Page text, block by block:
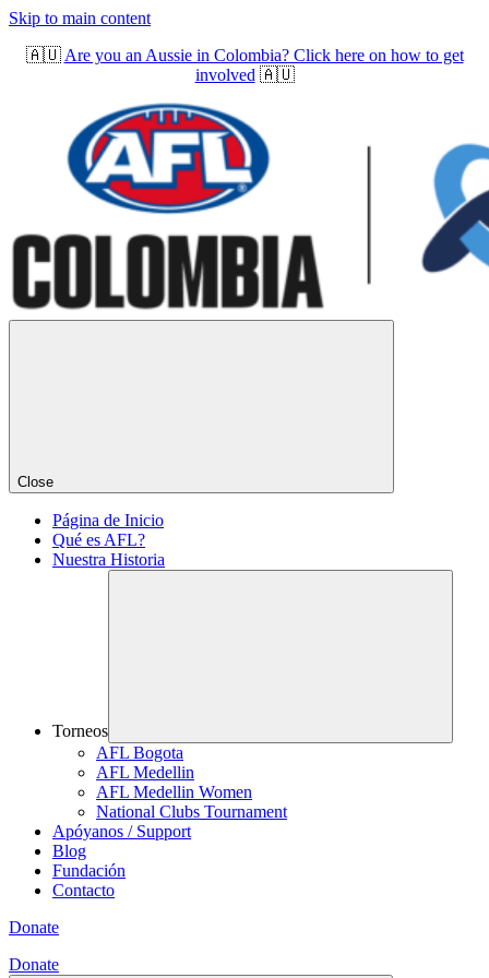
Skip to main content
🇦🇺 Are you an Aussie in Colombia? Click here on how to get
involved 🇦🇺
Close
Página de Inicio
Qué es AFL?
Nuestra Historia
Torneos
AFL Bogota
AFL Medellin
AFL Medellin Women
National Clubs Tournament
Apóyanos / Support
Blog
Fundación
Contacto
Donate
Donate